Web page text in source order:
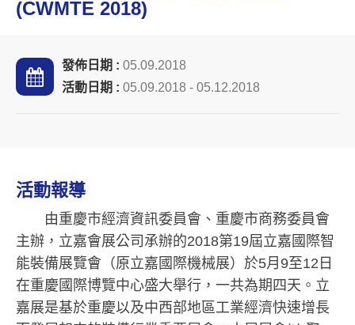
(CWMTE 2018)
發佈日期 : 05.09.2018
活動日期 : 05.09.2018 - 05.12.2018
活動報導
由重慶市經濟資訊委員會、重慶市商務委員會
主辦，立嘉會展公司承辦的2018第19屆立嘉國際智
能裝備展覽會（原立嘉國際機械展）於5月9至12日
在重慶國際博覽中心盛大舉行，一共為期四天。立
嘉展是基於重慶以及中西部地區工業經濟快速增長